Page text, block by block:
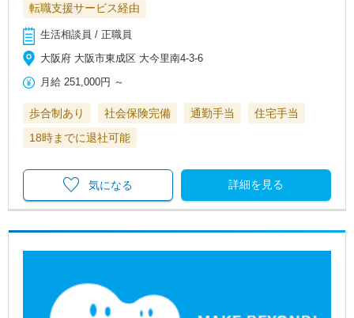
転職支援サービス経由
生活相談員 / 正職員
大阪府 大阪市東成区 大今里南4-3-6
月給 251,000円 ～
歩合制あり 社会保険完備 通勤手当
住宅手当
18時までに退社可能
詳細を見る
気になる